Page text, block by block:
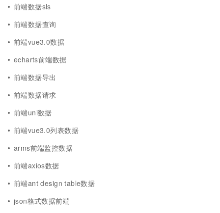
前端数据sls
前端数据查询
前端vue3.0数据
echarts前端数据
前端数据导出
前端数据请求
前端uni数据
前端vue3.0列表数据
arms前端监控数据
前端axios数据
前端ant design table数据
json格式数据前端